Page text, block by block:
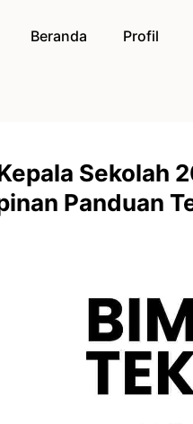
Beranda Profil
Sekolah
Panduan